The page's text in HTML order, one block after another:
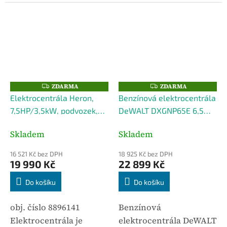
B+S.
výkonem,
montovány...
Z
D
A
R
M
ZDARMA
Elektrocentrála Heron,
7,5HP/3,5kW, podvozek,
Skladem
16 521 Kč bez DPH
19 990 Kč
Do košíku
obj. číslo 8896141
Elektrocentrála je
Z
D
A
R
M
ZDARMA
Benzínová elektrocentrála
DeWALT DXGNP65E 6,5
Skladem
18 925 Kč bez DPH
22 899 Kč
Do košíku
Benzínová
elektrocentrála DeWALT